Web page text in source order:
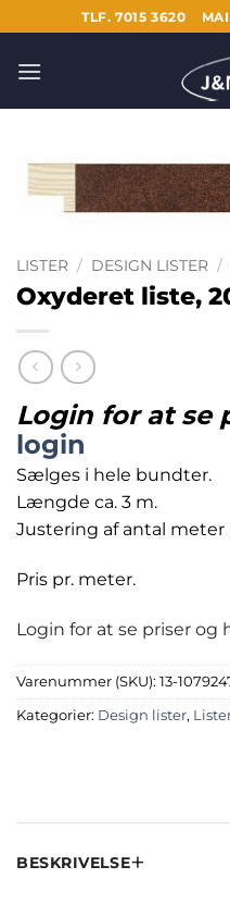
til
indhold
TLF. 7015 3620
LISTER / DESIGN LISTER /
Oxyderet liste,
Login for at se
login
Sælges i hele bundter.
Længde ca. 3 m.
Justering af antal
Pris pr. meter.
Login for at se priser og
Varenummer (SKU): 13-
Kategorier: Design lister,
BESKRIVELSE